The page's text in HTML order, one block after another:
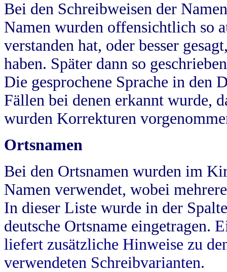
Bei den Schreibweisen der
Namen wurden offensichtlich so
verstanden hat, oder besser
haben. Später dann so
Die gesprochene Sprache in
Fällen bei denen erkannt wurde,
wurden Korrekturen
Ortsnamen
Bei den Ortsnamen wurden im
Namen verwendet, wobei
In dieser Liste wurde in der
deutsche Ortsname eingetragen.
liefert zusätzliche Hinweise zu
verwendeten Schreibvarianten.